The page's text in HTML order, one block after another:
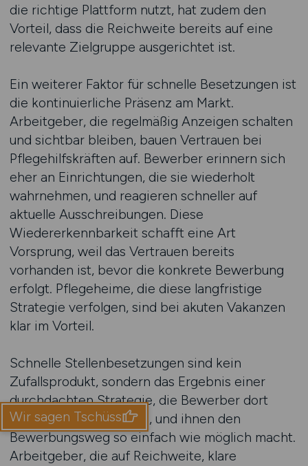
die richtige Plattform nutzt, hat zudem den
Vorteil, dass die Reichweite bereits auf eine
relevante Zielgruppe ausgerichtet ist.
Ein weiterer Faktor für schnelle Besetzungen ist
die kontinuierliche Präsenz am Markt.
Arbeitgeber, die regelmäßig Anzeigen schalten
und sichtbar bleiben, bauen Vertrauen bei
Pflegehilfskräften auf. Bewerber erinnern sich
eher an Einrichtungen, die sie wiederholt
wahrnehmen, und reagieren schneller auf
aktuelle Ausschreibungen. Diese
Wiedererkennbarkeit schafft eine Art
Vorsprung, weil das Vertrauen bereits
vorhanden ist, bevor die konkrete Bewerbung
erfolgt. Pflegeheime, die diese langfristige
Strategie verfolgen, sind bei akuten Vakanzen
klar im Vorteil.
Schnelle Stellenbesetzungen sind kein
Zufallsprodukt, sondern das Ergebnis einer
durchdachten Strategie, die Bewerber dort
erreicht, wo sie suchen, und ihnen den
Bewerbungsweg so einfach wie möglich macht.
Arbeitgeber, die auf Reichweite, klare
Wir sagen Tschüss